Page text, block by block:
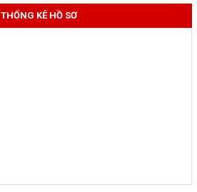
THỐNG KÊ HỒ SƠ